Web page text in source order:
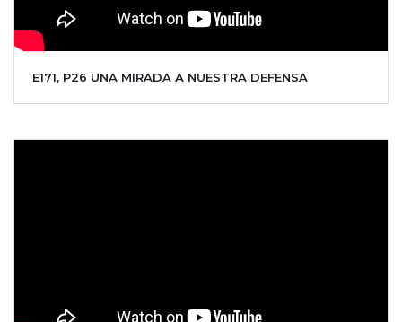
E171, P26 UNA MIRADA A NUESTRA DEFENSA